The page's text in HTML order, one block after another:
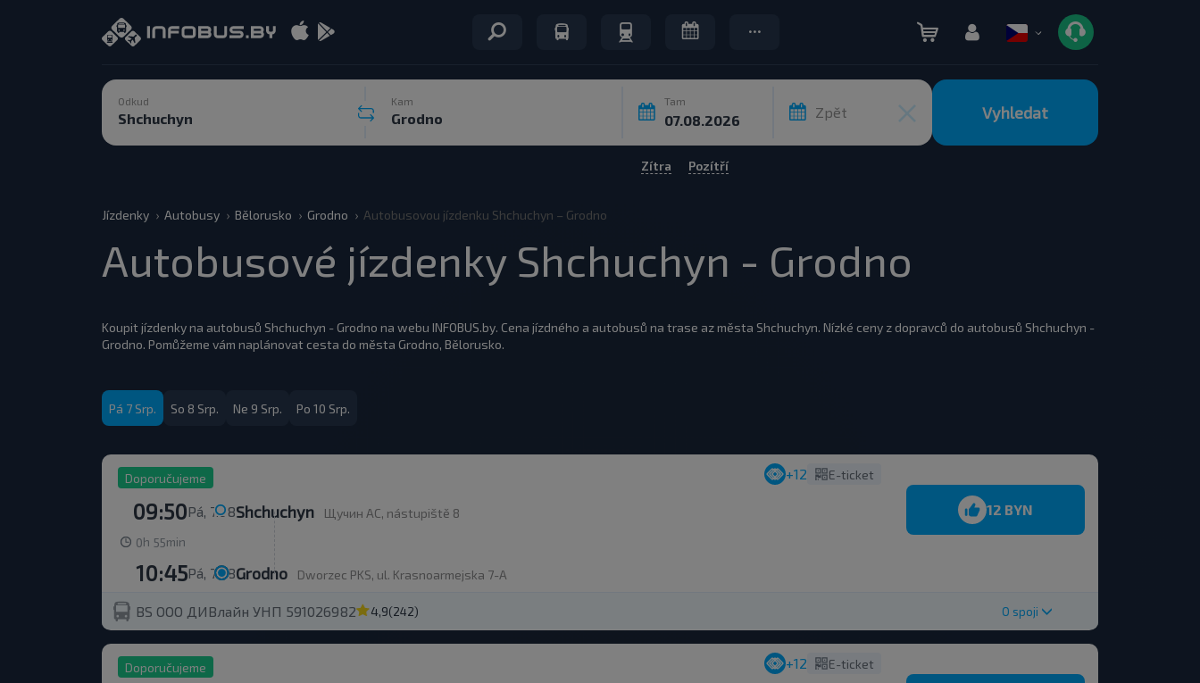
Odkud Kam Tam
Zpět Vyhledat
Zítra Pozítří
Jízdenky Autobusy Bělorusko Grodno Autobusovou jízdenku Shchuchyn – Grodno
Autobusové jízdenky Shchuchyn - Grodno
Koupit jízdenky na autobusů Shchuchyn - Grodno na webu INFOBUS.by. Cena jízdného a autobusů na trase az města Shchuchyn. Nízké ceny z dopravců do autobusů Shchuchyn -
Grodno. Pomůžeme vám naplánovat cesta do města Grodno, Bělorusko.
Pá 7 Srp. So 8 Srp. Ne 9 Srp. Po 10 Srp.
Doporučujeme
Pá, 7.08
09:50 Shchuchyn
Щучин АС, nástupiště 8
0h 55min
Pá, 7.08
10:45 Grodno Dworzec PKS, ul. Krasnoarmejska 7-A
+12 E-ticket
12 BYN
BS ООО ДИВлайн УНП 591026982 4,9(242) O spoji
Doporučujeme +12 E-ticket